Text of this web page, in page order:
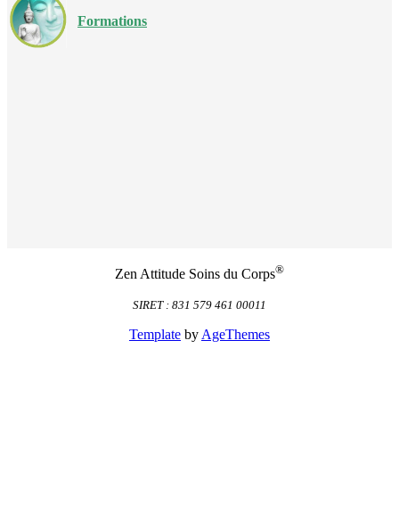
Formations
Zen Attitude Soins du Corps®
SIRET : 831 579 461 00011
Template by AgeThemes